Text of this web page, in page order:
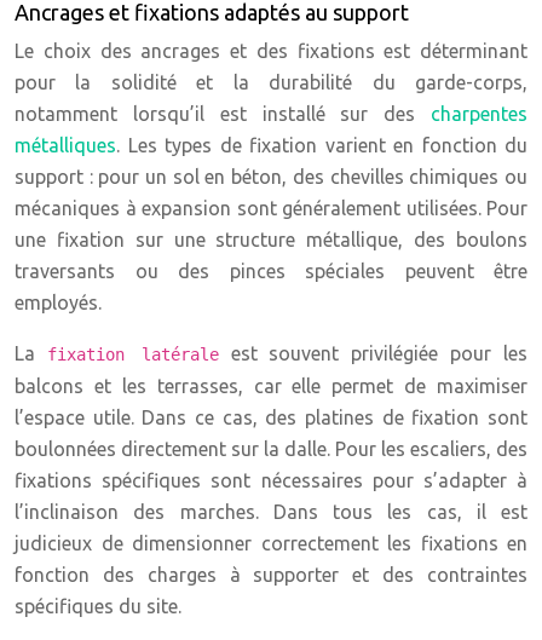
Ancrages et fixations adaptés au support
Le choix des ancrages et des fixations est déterminant
pour la solidité et la durabilité du garde-corps,
notamment lorsqu’il est installé sur des charpentes
métalliques. Les types de fixation varient en fonction du
support : pour un sol en béton, des chevilles chimiques ou
mécaniques à expansion sont généralement utilisées. Pour
une fixation sur une structure métallique, des boulons
traversants ou des pinces spéciales peuvent être
employés.
La fixation latéraleest souvent privilégiée pour les
balcons et les terrasses, car elle permet de maximiser
l’espace utile. Dans ce cas, des platines de fixation sont
boulonnées directement sur la dalle. Pour les escaliers, des
fixations spécifiques sont nécessaires pour s’adapter à
l’inclinaison des marches. Dans tous les cas, il est
judicieux de dimensionner correctement les fixations en
fonction des charges à supporter et des contraintes
spécifiques du site.